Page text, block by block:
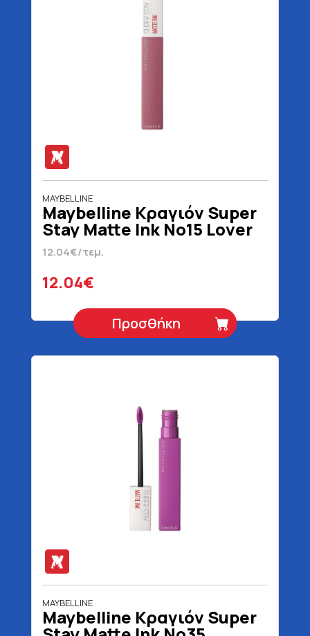
MAYBELLINE
Maybelline Κραγιόν Super
Stay Matte Ink No15 Lover
Blister 5 ml
12.04€/τεμ.
12.04€
Προσθήκη
MAYBELLINE
Maybelline Κραγιόν Super